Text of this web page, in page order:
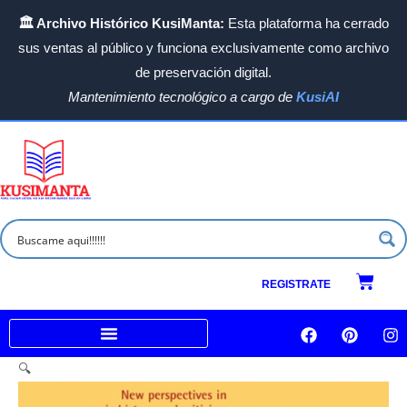
🏛️ Archivo Histórico KusiManta: Esta plataforma ha cerrado
sus ventas al público y funciona exclusivamente como archivo
de preservación digital.
Mantenimiento tecnológico a cargo de KusiAI
REGISTRATE
F
a
c
P
i
n
I
n
s
🔍